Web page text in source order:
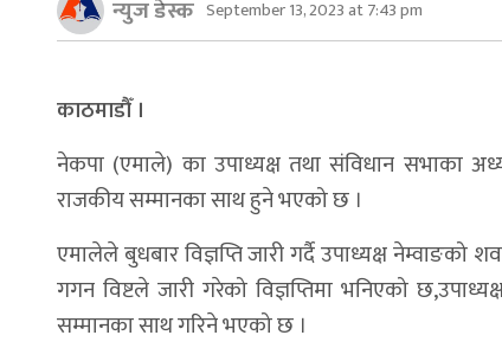
न्युज डेस्क September 13, 2023 at 7:43 pm
काठमाडौँ ।
नेकपा (एमाले) का उपाध्यक्ष तथा संविधान सभाका
राजकीय सम्मानका साथ हुने भएको छ ।
एमालेले बुधबार विज्ञप्ति जारी गर्दै उपाध्यक्ष नेम्वाङको
गगन विष्टले जारी गरेको विज्ञप्तिमा भनिएको
सम्मानका साथ गरिने भएको छ ।